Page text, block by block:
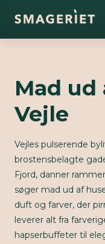
Mad
Vejle
Vejles pulserende
brostensbelagte
Fjord, danner
søger mad ud af
duft og farver, der
leverer alt fra
hapserbuffeter til